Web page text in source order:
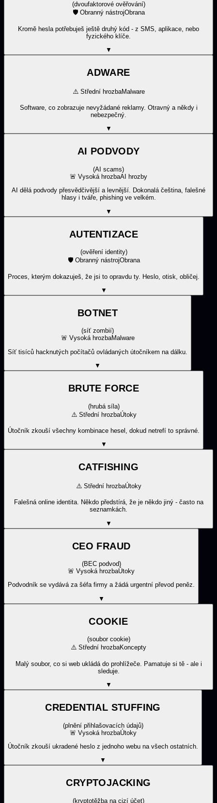
(dvoufaktorové ověřování)
🛡️ Obranný nástrojObrana
Kromě hesla potřebuješ ještě druhý kód - z SMS, aplikace, nebo
fyzického klíče.
▼
ADWARE
⚠️ Střední hrozbaMalware
Software, co zobrazuje nevyžádané reklamy. Otravný a někdy i
nebezpečný.
▼
AI PODVODY
(AI scams)
🚨 Vysoká hrozbaAI hrozby
AI dělá podvody přesvědčivější a levnější. Dokonalá čeština, falešné
hlasy i tváře, phishing ve velkém.
▼
AUTENTIZACE
(ověření identity)
🛡️ Obranný nástrojObrana
Proces, kterým dokazuješ, že jsi to opravdu ty. Heslo, otisk, obličej.
▼
BOTNET
(síť zombií)
🚨 Vysoká hrozbaMalware
Síť tisíců hacknutých počítačů ovládaných útočníkem na dálku.
▼
BRUTE FORCE
(hrubá síla)
⚠️ Střední hrozbaÚtoky
Útočník zkouší všechny kombinace hesel, dokud netrefí to správné.
▼
CATFISHING
⚠️ Střední hrozbaÚtoky
Falešná online identita. Někdo předstírá, že je někdo jiný - často na
seznamkách.
▼
CEO FRAUD
(BEC podvod)
🚨 Vysoká hrozbaÚtoky
Podvodník se vydává za šéfa firmy a žádá urgentní převod peněz.
▼
COOKIE
(soubor cookie)
⚠️ Střední hrozbaKoncepty
Malý soubor, co si web ukládá do prohlížeče. Pamatuje si tě - ale i
sleduje.
▼
CREDENTIAL STUFFING
(plnění přihlašovacích údajů)
🚨 Vysoká hrozbaÚtoky
Útočník zkouší ukradené heslo z jednoho webu na všech ostatních.
▼
CRYPTOJACKING
(kryptotěžba na cizí účet)